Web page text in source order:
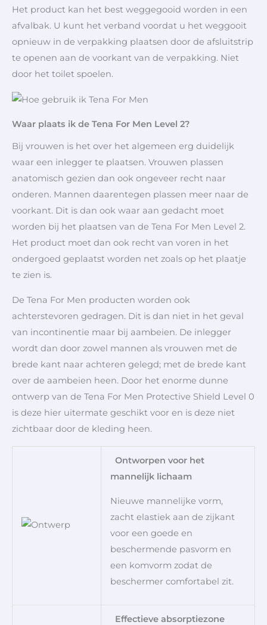
Het product kan het best weggegooid worden in een
afvalbak. U kunt het verband voordat u het weggooit
opnieuw in de verpakking plaatsen door de afsluitstrip
te openen aan de voorkant van de verpakking. Niet
door het toilet spoelen.
Waar plaats ik de Tena For Men Level 2?
Bij vrouwen is het over het algemeen erg duidelijk
waar een inlegger te plaatsen. Vrouwen plassen
anatomisch gezien dan ook ongeveer recht naar
onderen. Mannen daarentegen plassen meer naar de
voorkant. Dit is dan ook waar aan gedacht moet
worden bij het plaatsen van de Tena For Men Level 2.
Het product moet dan ook recht van voren in het
ondergoed geplaatst worden net zoals op het plaatje
te zien is.
De Tena For Men producten worden ook
achterstevoren gedragen. Dit is dan niet in het geval
van incontinentie maar bij aambeien. De inlegger
wordt dan door zowel mannen als vrouwen met de
brede kant naar achteren gelegd; met de brede kant
over de aambeien heen. Door het enorme dunne
ontwerp van de Tena For Men Protective Shield Level 0
is deze hier uitermate geschikt voor en is deze niet
zichtbaar door de kleding heen.
Ontworpen voor het
mannelijk lichaam
Nieuwe mannelijke vorm,
zacht elastiek aan de zijkant
voor een goede en
beschermende pasvorm en
een komvorm zodat de
beschermer comfortabel zit.
Effectieve absorptiezone